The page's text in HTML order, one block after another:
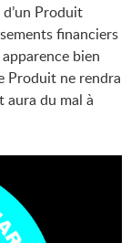
Produit
financiers
bien
Produit ne rendra
aura du mal à